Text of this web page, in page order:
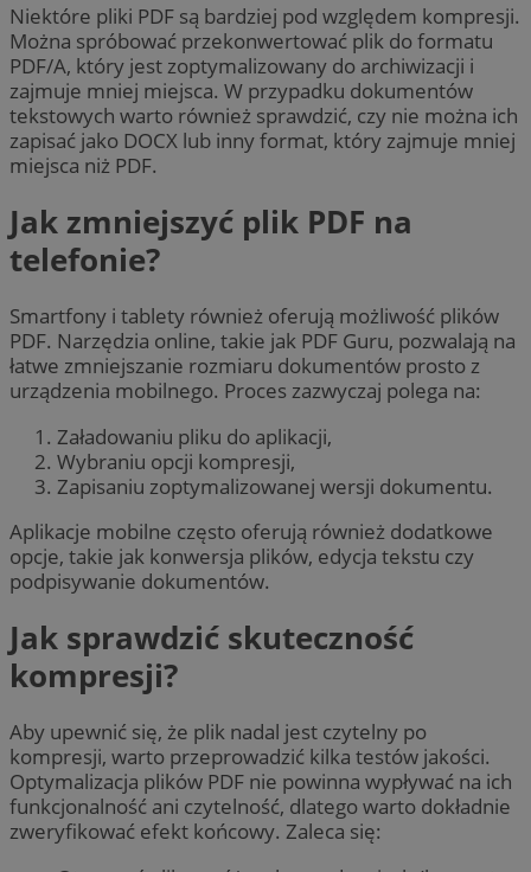
Niektóre pliki PDF są bardziej pod względem kompresji.
Można spróbować przekonwertować plik do formatu
PDF/A, który jest zoptymalizowany do archiwizacji i
zajmuje mniej miejsca. W przypadku dokumentów
tekstowych warto również sprawdzić, czy nie można ich
zapisać jako DOCX lub inny format, który zajmuje mniej
miejsca niż PDF.
Jak zmniejszyć plik PDF na
telefonie?
Smartfony i tablety również oferują możliwość plików
PDF. Narzędzia online, takie jak PDF Guru, pozwalają na
łatwe zmniejszanie rozmiaru dokumentów prosto z
urządzenia mobilnego. Proces zazwyczaj polega na:
Załadowaniu pliku do aplikacji,
Wybraniu opcji kompresji,
Zapisaniu zoptymalizowanej wersji dokumentu.
Aplikacje mobilne często oferują również dodatkowe
opcje, takie jak konwersja plików, edycja tekstu czy
podpisywanie dokumentów.
Jak sprawdzić skuteczność
kompresji?
Aby upewnić się, że plik nadal jest czytelny po
kompresji, warto przeprowadzić kilka testów jakości.
Optymalizacja plików PDF nie powinna wypływać na ich
funkcjonalność ani czytelność, dlatego warto dokładnie
zweryfikować efekt końcowy. Zaleca się: